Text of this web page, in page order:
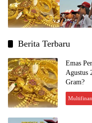
Berita Terbaru
Emas
Agustus
Gram?